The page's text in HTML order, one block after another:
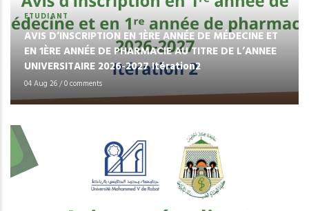
ETUDIANT
AVIS D’INSCRIPTION EN 1ÈRE ANNÉE DE MÉDECINE ET
EN 1ÈRE ANNÉE DE PHARMACIE AU TITRE DE L’ANNEE
UNIVERSITAIRE 2026-2027 Itération2
04 Aug 26/0 comments